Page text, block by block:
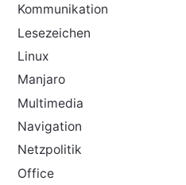
Kommunikation
Lesezeichen
Linux
Manjaro
Multimedia
Navigation
Netzpolitik
Office